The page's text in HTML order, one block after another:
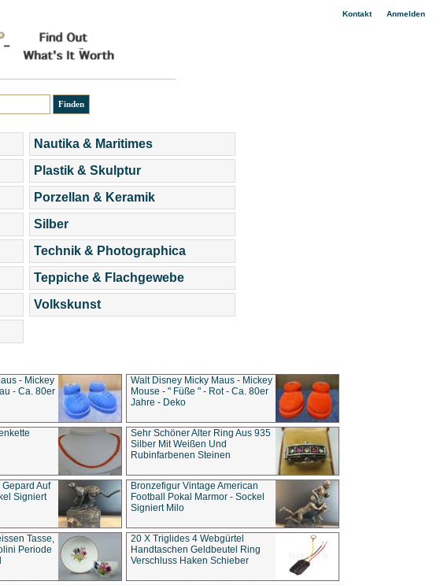
Kontakt| Anmelden
Nautika & Maritimes
Plastik & Skulptur
Porzellan & Keramik
Silber
Technik & Photographica
Teppiche & Flachgewebe
Volkskunst
- Mickey
- Ca. 80er
Walt Disney Micky Maus - Mickey
Mouse - " Füße " - Rot - Ca. 80er
Jahre - Deko
Sehr Schöner Alter Ring Aus 935
Silber Mit Weißen Und
Rubinfarbenen Steinen
Auf
Signiert
Bronzefigur Vintage American
Football Pokal Marmor - Sockel
Signiert Milo
Tasse,
Periode
20 X Triglides 4 Webgürtel
Handtaschen Geldbeutel Ring
Verschluss Haken Schieber